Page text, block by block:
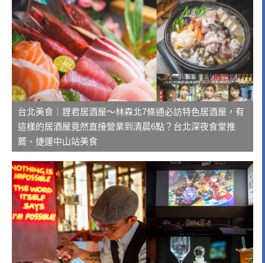
台北美食｜貍君居酒屋～林森北7條通必訪特色居酒屋，有
這樣的居酒屋竟然直接營業到清晨6點？台北深夜食堂推
薦、捷運中山站美食